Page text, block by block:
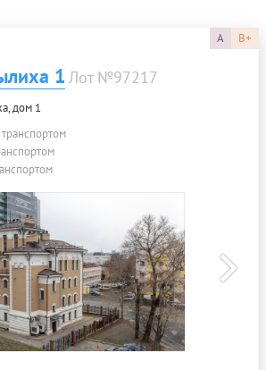
A B+
1 Лот №97217
дом 1